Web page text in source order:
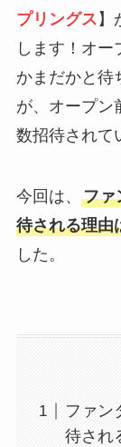
プリングス 】
します！オ
かまだかと待
が、オープン
数招待されて
今回は、 ファ
待される理由
した。
ファン
待され